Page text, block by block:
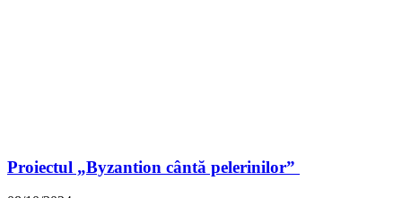
Proiectul „Byzantion cântă pelerinilor”